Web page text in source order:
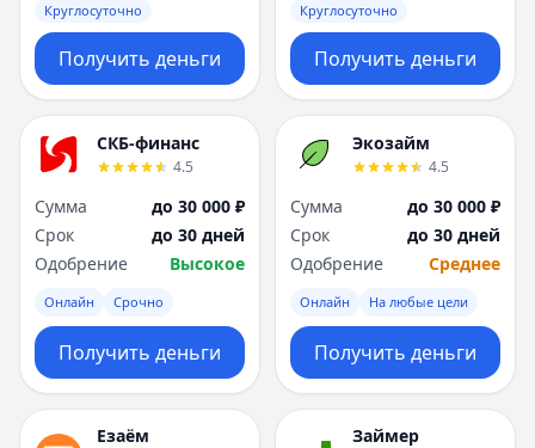
Круглосуточно
Получить деньги
Круглосуточно
Получить деньги
СКБ-финанс
4.5
Сумма
до 30 000 ₽
Срок
до 30 дней
Одобрение
Высокое
Онлайн Срочно
Получить деньги
Экозайм
4.5
Сумма
до 30 000 ₽
Срок
до 30 дней
Одобрение
Среднее
Онлайн На любые цели
Получить деньги
Езаём Займер